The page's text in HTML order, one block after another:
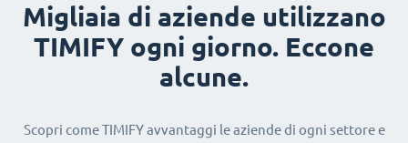
Migliaia di aziende utilizzano
TIMIFY ogni giorno. Eccone
alcune.
Scopri come TIMIFY avvantaggi le aziende di ogni settore e